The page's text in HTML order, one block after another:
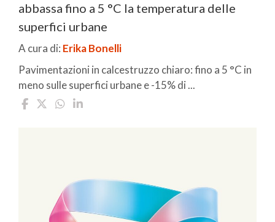
abbassa fino a 5 °C la temperatura delle
superfici urbane
A cura di: Erika Bonelli
Pavimentazioni in calcestruzzo chiaro: fino a 5 °C in
meno sulle superfici urbane e -15% di ...